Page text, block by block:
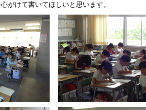
がけて書いてほしいと思います。